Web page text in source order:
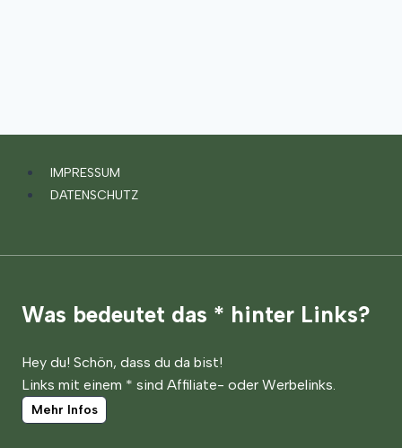
IMPRESSUM
DATENSCHUTZ
Was bedeutet das * hinter Links?
Hey du! Schön, dass du da bist!
Links mit einem * sind Affiliate- oder Werbelinks.
Mehr Infos